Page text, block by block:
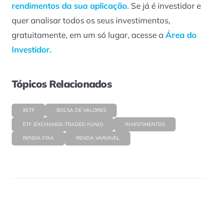
rendimentos da sua aplicação. Se já é investidor e
quer analisar todos os seus investimentos,
gratuitamente, em um só lugar, acesse a Área do
Investidor.
Tópicos Relacionados
#ETF BOLSA DE VALORES
ETF (EXCHANGE-TRADED FUND) INVESTIMENTOS
RENDA FIXA RENDA VARIÁVEL